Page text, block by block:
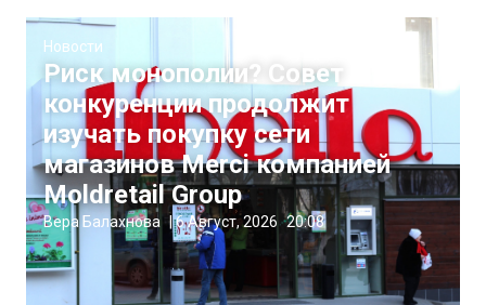
Новости
Риск монополии? Совет
конкуренции продолжит
изучать покупку сети
магазинов Merci компанией
Moldretail Group
Вера Балахнова | 6 Август, 2026 20:08